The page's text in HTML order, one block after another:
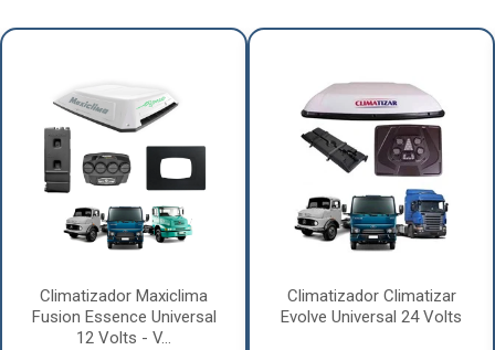
Climatizador Maxiclima
Fusion Essence Universal
12 Volts - V...
Climatizador Climatizar
Evolve Universal 24 Volts